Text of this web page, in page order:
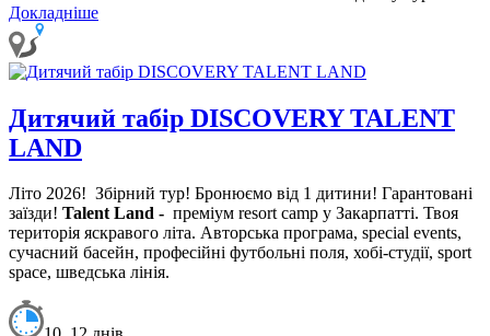
Докладніше
Дитячий табір DISCOVERY TALENT
LAND
Літо 2026! Збірний тур! Бронюємо від 1 дитини! Гарантовані
заїзди! Talent Land - преміум resort camp у Закарпатті. Твоя
територія яскравого літа. Авторська програма, special events,
сучасний басейн, професійні футбольні поля, хобі-студії, sport
space, шведська лінія.